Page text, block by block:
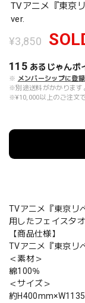
TVアニメ『東京
ver.
¥3,850
115 あるじゃんポ
※ メンバーシップに登録
※別途送料がかかります
※¥10,000以上のご注文
TVアニメ『東京リ
用したフェイスタ
【商品仕様】
TVアニメ『東京リ
＜素材＞
綿100％
＜サイズ＞
約